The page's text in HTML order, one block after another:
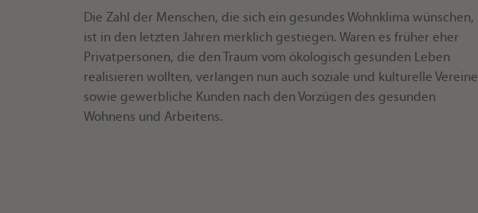
Die Zahl der Menschen, die sich ein gesundes Wohnklima wünschen,
ist in den letzten Jahren merklich gestiegen. Waren es früher eher
Privatpersonen, die den Traum vom ökologisch gesunden Leben
realisieren wollten, verlangen nun auch soziale und kulturelle Vereine
sowie gewerbliche Kunden nach den Vorzügen des gesunden
Wohnens und Arbeitens.